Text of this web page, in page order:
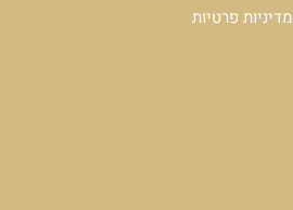
מדיניות פרטיות